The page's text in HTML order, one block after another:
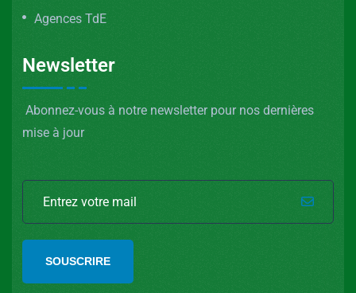
Agences TdE
Newsletter
Abonnez-vous à notre newsletter pour nos dernières
mise à jour
SOUSCRIRE